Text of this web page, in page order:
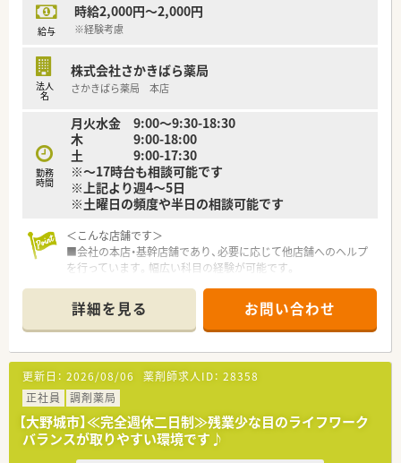
■会社からのノルマがなく、外来処方箋への対応がメインのた
め、数字を意識せず目の前の患者様に集中したい方に最適です。
給与
時給2,000円～2,000円
※経験考慮
法人
名
株式会社さかきばら薬局
さかきばら薬局 本店
勤務
時間
月火水金 9:00～9:30-18:30
木 9:00-18:00
土 9:00-17:30
※～17時台も相談可能です
※上記より週4～5日
※土曜日の頻度や半日の相談可能です
＜こんな店舗です＞
■会社の本店・基幹店舗であり、必要に応じて他店舗へのヘルプ
を行っています。幅広い科目の経験が可能です。
■外来だけでなく、個人在宅も行っています。
■投薬口は仕切りが設置され、じっくり話せるよう患者様も椅子
に座ってお話が出来る環境です。
■徒歩圏内にスーパー、コンビニもあり便利な環境です。
＜こんな薬局です＞
■福岡県大野城市近郊に6店舗以上展開しております。
■昭和61年に開業して以来35年以上の地域に根付いた薬局グル
ープです。
■コロナ前はボーリング、カラオケ大会など社内交流があり、現
詳細を見る お問い合わせ
更新日： 2026/08/06 薬剤師求人ID： 28358
正社員
調剤薬局
【大野城市】≪完全週休二日制≫残業少な目のライフワーク
バランスが取りやすい環境です♪